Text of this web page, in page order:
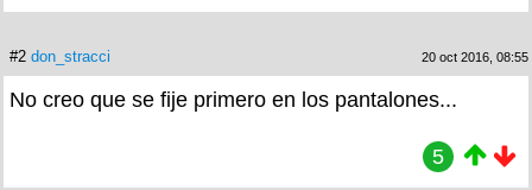
#2 don_stracci 20 oct 2016, 08:55
No creo que se fije primero en los pantalones...
5